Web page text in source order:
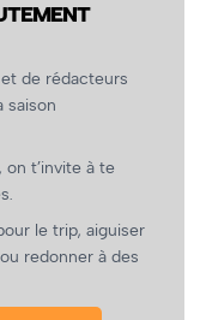
de rédacteurs
saison
on t’invite à te
le trip, aiguiser
redonner à des